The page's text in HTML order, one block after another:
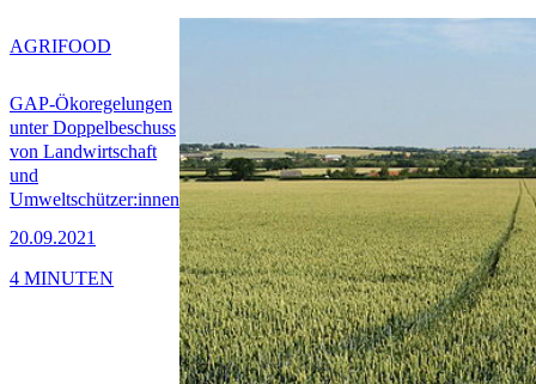
GAP-Ökoregelungen
unter Doppelbeschuss
von Landwirtschaft
und
Umweltschützer:innen
20.09.2021
AGRIFOOD
4 MINUTEN